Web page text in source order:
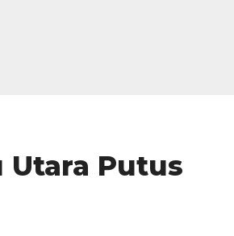
Utara Putus